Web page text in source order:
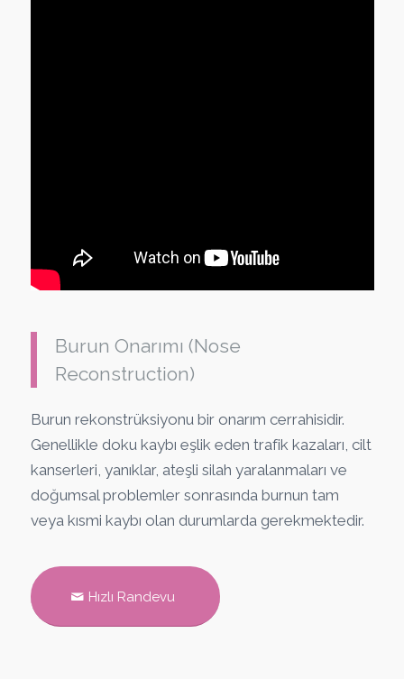
Burun Onarımı (Nose
Reconstruction)
Burun rekonstrüksiyonu bir onarım cerrahisidir.
Genellikle doku kaybı eşlik eden trafik kazaları, cilt
kanserleri, yanıklar, ateşli silah yaralanmaları ve
doğumsal problemler sonrasında burnun tam
veya kısmi kaybı olan durumlarda gerekmektedir.
Hızlı Randevu